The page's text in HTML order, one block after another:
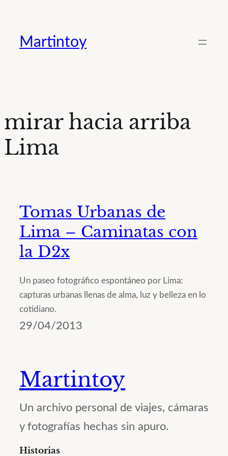
contenido
Martintoy
mirar hacia arriba
Lima
Tomas Urbanas de
Lima – Caminatas con
la D2x
Un paseo fotográfico espontáneo por Lima:
capturas urbanas llenas de alma, luz y belleza en lo
cotidiano.
29/04/2013
Martintoy
Un archivo personal de viajes, cámaras
y fotografías hechas sin apuro.
Historias